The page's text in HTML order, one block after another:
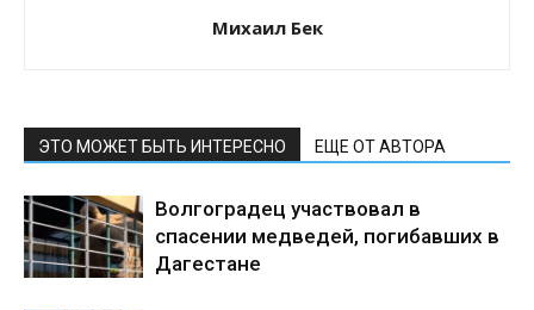
Михаил Бек
ЭТО МОЖЕТ БЫТЬ ИНТЕРЕСНО ЕЩЕ ОТ АВТОРА
Волгоградец участвовал в
спасении медведей, погибавших в
Дагестане